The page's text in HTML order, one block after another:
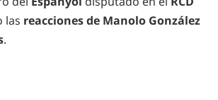
las reacciones de Manolo González
.